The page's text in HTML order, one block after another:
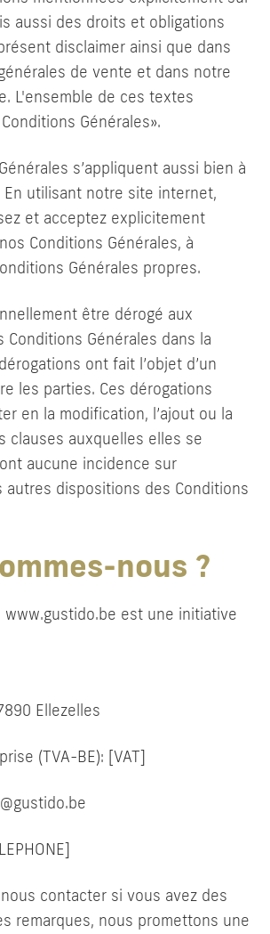
Contactez-nous
aussi des droits et obligations
disclaimer ainsi que dans
de vente et dans notre
L'ensemble de ces textes
Générales».
s’appliquent aussi bien à
En utilisant notre site internet,
et acceptez explicitement
Conditions Générales, à
Générales propres.
être dérogé aux
Générales dans la
ont fait l’objet d’un
les parties. Ces dérogations
en la modification, l’ajout ou la
clauses auxquelles elles se
aucune incidence sur
autres dispositions des Conditions
nous ?
est une initiative
Ellezelles
(TVA-BE): [VAT]
nous contacter si vous avez des
remarques, nous promettons une